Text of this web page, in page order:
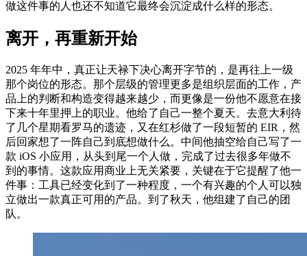
做这件事的人也还不知道它最终会沉淀成什么样的形态。
离开，再重新开始
2025 年年中，真正让天禄下决心离开字节的，是再往上一级
那个岗位的形态。那个层级的管理更多是组织层面的工作，产
品上的判断和构造变得越来越少，而更像是一份他不愿意在接
下来十年里押上的职业。他给了自己一整个夏天。去意大利待
了几个星期看罗马的遗迹，又在红杉做了一段短暂的 EIR，然
后回家想了一阵自己到底想做什么。中间他抽空给自己写了一
款 iOS 小应用，从头到尾一个人做，完成了过去很多年做不
到的事情。这款应用商业上无关紧要，关键在于它提醒了他一
件事：工具已经变化到了一种程度，一个有兴趣的个人可以独
立做出一款真正可用的产品。到了秋天，他组建了自己的团
队。